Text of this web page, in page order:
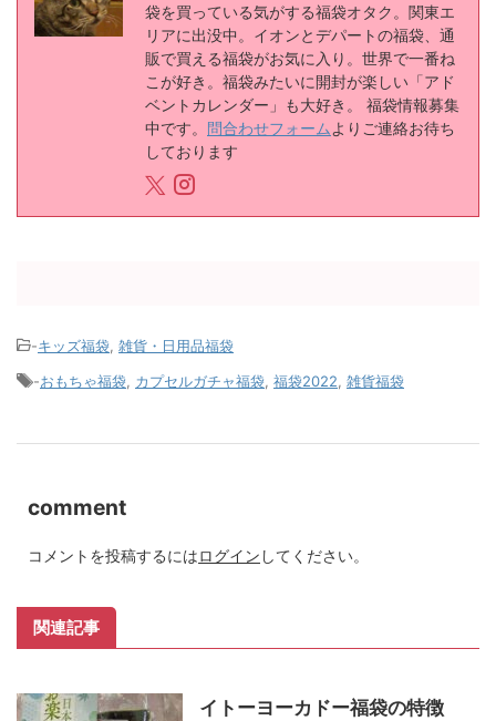
袋を買っている気がする福袋オタク。関東エ
リアに出没中。イオンとデパートの福袋、通
販で買える福袋がお気に入り。世界で一番ね
こが好き。福袋みたいに開封が楽しい「アド
ベントカレンダー」も大好き。 福袋情報募集
中です。 問合わせフォーム よりご連絡お待ち
しております
-キッズ福袋, 雑貨・日用品福袋
-おもちゃ福袋, カプセルガチャ福袋, 福袋2022, 雑貨福袋
comment
コメントを投稿するにはログイン してください。
関連記事
イトーヨーカドー福袋の特徴